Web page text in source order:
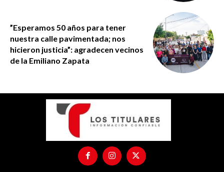
”Esperamos 50 años para tener
nuestra calle pavimentada; nos
hicieron justicia”: agradecen vecinos
de la Emiliano Zapata